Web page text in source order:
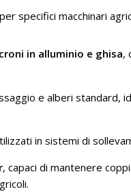
specifici macchinari
in alluminio e ghisa,
e alberi standard,
in sistemi di
, capaci di mantenere